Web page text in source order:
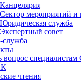
Канцелярия
Сектор мероприятий и
Юридическая служба
Экспертный совет
служба
вопрос
чтения